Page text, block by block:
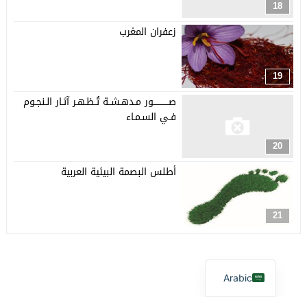
18
19
زعفران المغرب
20
صـــــــــــور مـدهـشــة تُـظـهـر آثـار الـنجـوم
فـي السـمـاء
21
أطلس البصمة البيئية العربية
Arabic